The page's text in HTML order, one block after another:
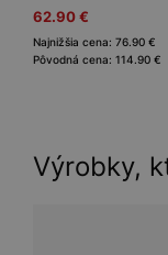
62.90 €
Najnižšia cena: 76.90 €
Pôvodná cena: 114.90 €
Výrobky,